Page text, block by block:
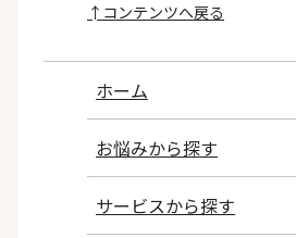
↑ コンテンツへ戻る
ホーム
お悩みから探す
サービスから探す